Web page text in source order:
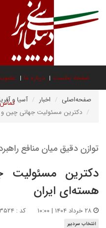
صفحه نخست درباره ما
تماس صفحه‌اصلی اخبار
آسیا و
دکترین مسئولیت جهانی چین و
توازن دقیق میان منافع
دکترین مسئولیت
هسته‌ای ایران
کد : ۲۰۳۳۵۲۴
انتخاب سردبیر